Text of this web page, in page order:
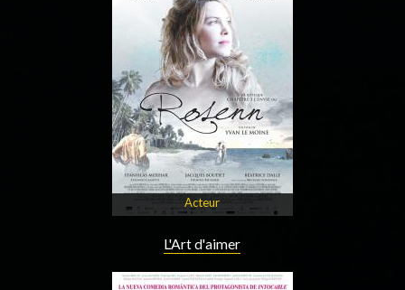
Acteur
L'Art d'aimer